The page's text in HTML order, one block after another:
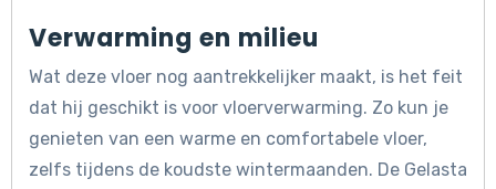
Verwarming en milieu
Wat deze vloer nog aantrekkelijker maakt, is het feit
dat hij geschikt is voor vloerverwarming. Zo kun je
genieten van een warme en comfortabele vloer,
zelfs tijdens de koudste wintermaanden. De Gelasta